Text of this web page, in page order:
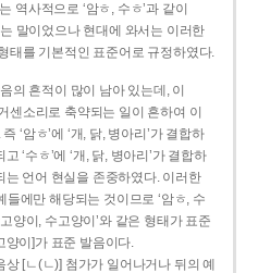
역사적으로 ‘암ㅎ, 수ㅎ’과 같이
말이었으나 현대에 와서는 이러한
태를 기본적인 표준어로 규정하였다.
의 흔적이 많이 남아 있는데, 이
센소리로 축약되는 일이 흔하여 이
‘암ㅎ’에 ‘개, 닭, 병아리’가 결합하
‘수ㅎ’에 ‘개, 닭, 병아리’가 결합하
는 언어 현실을 존중하였다. 이러한
들에만 해당되는 것이므로 ‘암ㅎ, 수
양이, 수고양이’와 같은 형태가 표준
양이]가 표준 발음이다.
[ㄴ(ㄴ)] 첨가가 일어나거나 뒤의 예